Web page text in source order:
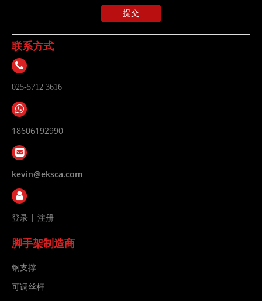
提交
联系方式
025-5712 3616
18606192990
kevin@eksca.com
登录 | 注册
脚手架制造商
钢支撑
可调丝杆